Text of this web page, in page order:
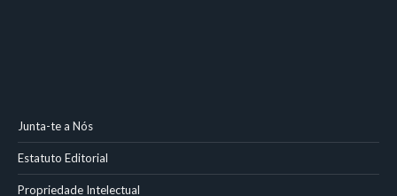
Junta-te a Nós
Estatuto Editorial
Propriedade Intelectual